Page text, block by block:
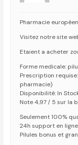
Pharmacie
Visitez notre site
Etaient a acheter
Forme medicale:
Prescription
pharmacie)
Disponibilité: In
Note 4,97 / 5 sur la
Seulement 100%
24h support en ligne
Pilules bonus et